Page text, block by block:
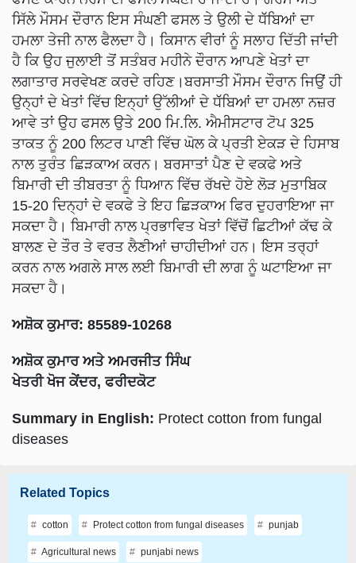
ਸਿੱਲੇ ਮੌਸਮ ਦੌਰਾਨ ਇਸ ਸੰਘਣੀ ਫਸਲ ਤੇ ਉਲੀ ਦੇ ਧੱੱਬਿਆਂ ਦਾ
ਹਮਲਾ ਤੇਜੀ ਨਾਲ ਫੈਲਦਾ ਹੈ। ਕਿਸਾਨ ਵੀਰਾਂ ਨੂੰ ਸਲਾਹ ਦਿੱਤੀ ਜਾਂਦੀ
ਹੈ ਕਿ ਉਹ ਜੁਲਾਈ ਤੋਂ ਸਤੰਬਰ ਮਹੀਨੇ ਦੌਰਾਨ ਆਪਣੇ ਖੇਤਾਂ ਦਾ
ਲਗਾਤਾਰ ਸਰਵੇਖਣ ਕਰਦੇ ਰਹਿਣ।ਬਰਸਾਤੀ ਮੌਸਮ ਦੌਰਾਨ ਜਿਉਂ ਹੀ
ਉਨ੍ਹਾਂ ਦੇ ਖੇਤਾਂ ਵਿੱਚ ਇਨ੍ਹਾਂ ਉੱਲੀਆਂ ਦੇ ਧੱੱਬਿਆਂ ਦਾ ਹਮਲਾ ਨਜ਼ਰ
ਆਵੇ ਤਾਂ ਉਹ ਫਸਲ ਉਤੇ 200 ਮਿ.ਲਿ. ਐਮੀਸਟਾਰ ਟੋਪ 325
ਤਾਕਤ ਨੂੰ 200 ਲਿਟਰ ਪਾਣੀ ਵਿੱਚ ਘੋਲ ਕੇ ਪ੍ਰਤੀ ਏਕੜ ਦੇ ਹਿਸਾਬ
ਨਾਲ ਤੁਰੰਤ ਛਿੜਕਾਅ ਕਰਨ। ਬਰਸਾਤਾਂ ਪੈਣ ਦੇ ਵਕਫੇ ਅਤੇ
ਬਿਮਾਰੀ ਦੀ ਤੀਬਰਤਾ ਨੂੰ ਧਿਆਨ ਵਿੱਚ ਰੱਖਦੇ ਹੋਏ ਲੋੜ ਮੁਤਾਬਿਕ
15-20 ਦਿਨ੍ਹਾਂ ਦੇ ਵਕਫੇ ਤੇ ਇਹ ਛਿੜਕਾਅ ਫਿਰ ਦੁਹਰਾਇਆ ਜਾ
ਸਕਦਾ ਹੈ। ਬਿਮਾਰੀ ਨਾਲ ਪ੍ਰਭਾਵਿਤ ਖੇਤਾਂ ਵਿੱਚੋਂ ਛਿਟੀਆਂ ਕੱਢ ਕੇ
ਬਾਲਣ ਦੇ ਤੌਰ ਤੇ ਵਰਤ ਲੈਣੀਆਂ ਚਾਹੀਦੀਆਂ ਹਨ। ਇਸ ਤਰ੍ਹਾਂ
ਕਰਨ ਨਾਲ ਅਗਲੇ ਸਾਲ ਲਈ ਬਿਮਾਰੀ ਦੀ ਲਾਗ ਨੂੰ ਘਟਾਇਆ ਜਾ
ਸਕਦਾ ਹੈ।
ਅਸ਼ੋਕ ਕੁਮਾਰ: 85589-10268
ਅਸ਼ੋਕ ਕੁਮਾਰ ਅਤੇ ਅਮਰਜੀਤ ਸਿੰਘ
ਖੇਤਰੀ ਖੋਜ ਕੇਂਦਰ, ਫਰੀਦਕੋਟ
Summary in English: Protect cotton from fungal
diseases
Related Topics
cotton Protect cotton from fungal diseases punjab
Agricultural news punjabi news